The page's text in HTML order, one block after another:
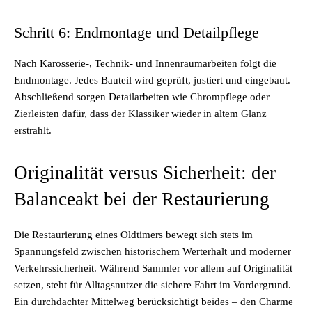
Schritt 6: Endmontage und Detailpflege
Nach Karosserie-, Technik- und Innenraumarbeiten folgt die
Endmontage. Jedes Bauteil wird geprüft, justiert und eingebaut.
Abschließend sorgen Detailarbeiten wie Chrompflege oder
Zierleisten dafür, dass der Klassiker wieder in altem Glanz
erstrahlt.
Originalität versus Sicherheit: der
Balanceakt bei der Restaurierung
Die Restaurierung eines Oldtimers bewegt sich stets im
Spannungsfeld zwischen historischem Werterhalt und moderner
Verkehrssicherheit. Während Sammler vor allem auf Originalität
setzen, steht für Alltagsnutzer die sichere Fahrt im Vordergrund.
Ein durchdachter Mittelweg berücksichtigt beides – den Charme